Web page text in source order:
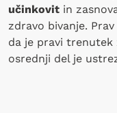
učinkovit in
zdravo bivanje.
da je pravi trenutek
osrednji del je